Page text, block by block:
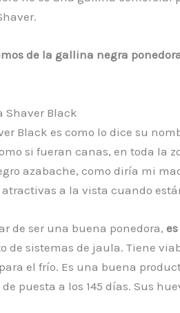
de la gallina negra
Shaver Black
Black es como lo dice su
si fueran canas, en toda la
azabache, como diría mi
a la vista cuando
de ser una buena ponedora,
de sistemas de jaula. Tiene
el frío. Es una buena
puesta a los 145 días. Sus